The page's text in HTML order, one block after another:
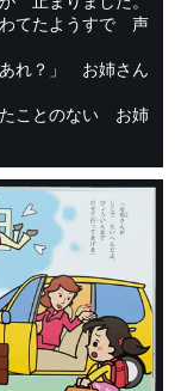
てたようすで 声
れ？」 お姉さん
ことのない お姉